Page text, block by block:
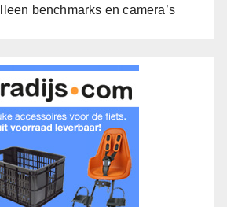
benchmarks en camera’s